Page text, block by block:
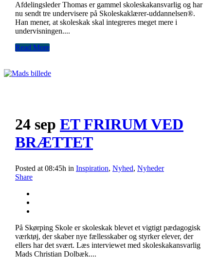
Afdelingsleder Thomas er gammel skoleskakansvarlig og har
nu sendt tre undervisere på Skoleskaklærer-uddannelsen®.
Han mener, at skoleskak skal integreres meget mere i
undervisningen....
Read More
24 sep ET FRIRUM VED
BRÆTTET
Posted at 08:45h in Inspiration, Nyhed, Nyheder
Share
På Skørping Skole er skoleskak blevet et vigtigt pædagogisk
værktøj, der skaber nye fællesskaber og styrker elever, der
ellers har det svært. Læs interviewet med skoleskakansvarlig
Mads Christian Dolbæk....